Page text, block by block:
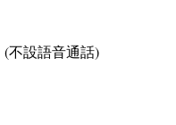
(不設語音通話)